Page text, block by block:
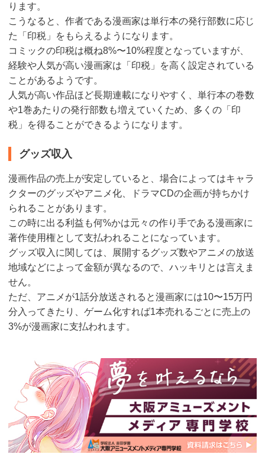
ります。
こうなると、作者である漫画家は単行本の発行部数に応じ
た「印税」をもらえるようになります。
コミックの印税は概ね8%〜10%程度となっていますが、
経験や人気が高い漫画家は「印税」を高く設定されている
ことがあるようです。
人気が高い作品ほど長期連載になりやすく、単行本の巻数
や1巻あたりの発行部数も増えていくため、多くの「印
税」を得ることができるようになります。
グッズ収入
漫画作品の売上が安定していると、場合によってはキャラ
クターのグッズやアニメ化、ドラマCDの企画が持ちかけ
られることがあります。
この時に出る利益も何%かは元々の作り手である漫画家に
著作使用権として支払われることになっています。
グッズ収入に関しては、展開するグッズ数やアニメの放送
地域などによって金額が異なるので、ハッキリとは言えま
せん。
ただ、アニメが1話分放送されると漫画家には10〜15万円
分入ってきたり、ゲーム化すれば1本売れるごとに売上の
3%が漫画家に支払われます。